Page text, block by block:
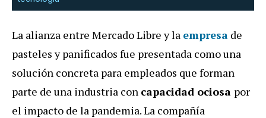
La alianza entre Mercado Libre y la empresa de
pasteles y panificados fue presentada como una
solución concreta para empleados que forman
parte de una industria con capacidad ociosa por
el impacto de la pandemia. La compañía